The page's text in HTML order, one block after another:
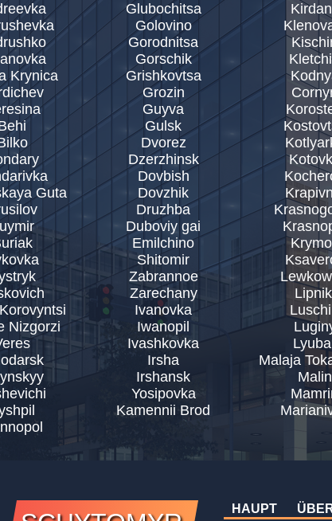
Krynica
Guta
Nizgorzi
Glubochitsa
Golovino
Gorodnitsa
Gorschik
Grishkovtsa
Grozin
Guyva
Gulsk
Dvorez
Dzerzhinsk
Dovbish
Dovzhik
Druzhba
Duboviy gai
Emilchino
Shitomir
Zabrannoe
Zarechany
Ivanovka
Iwanopil
Ivashkovka
Irsha
Irshansk
Yosipovka
Kamennii Brod
Malaja
Malin
HAUPT